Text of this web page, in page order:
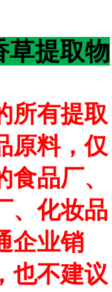
草提取物
所有提取
原料，仅
品厂、
、化妆品
企业销
也不建议